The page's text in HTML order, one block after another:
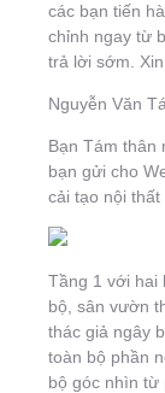
các bạn tiến
chỉnh ngay từ
trả lời sớm.
Nguyễn Văn
Bạn Tám thân
bạn gửi cho
cải tạo nội thất
Tầng 1 với hai
bộ, sân vườn
thác giả ngây
toàn bộ phần
bộ góc nhìn từ